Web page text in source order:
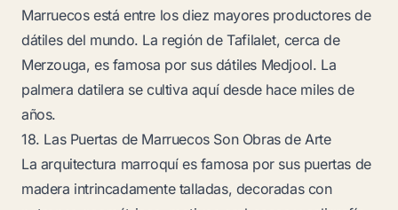
Marruecos está entre los diez mayores productores de
dátiles del mundo. La región de Tafilalet, cerca de
Merzouga, es famosa por sus dátiles Medjool. La
palmera datilera se cultiva aquí desde hace miles de
años.
18. Las Puertas de Marruecos Son Obras de Arte
La arquitectura marroquí es famosa por sus puertas de
madera intrincadamente talladas, decoradas con